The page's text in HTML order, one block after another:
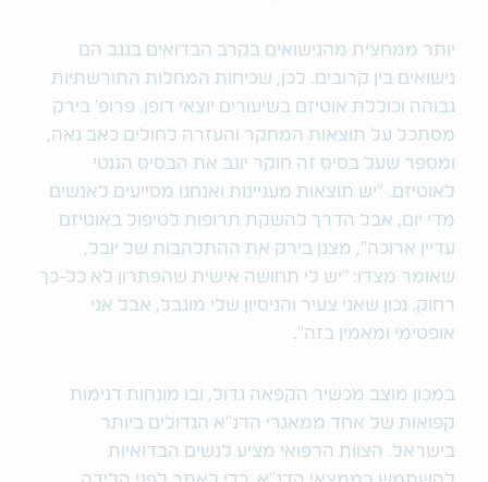
יותר ממחצית מהנישואים בקרב הבדואים בנגב הם
נישואים בין קרובים. לכן, שכיחות המחלות התורשתיות
גבוהה וכוללת אוטיזם בשיעורים יוצאי דופן. פרופ' בירק
מסתכל על תוצאות המחקר והעזרה לחולים כאב גאה,
ומספר שעל בסיס זה חוקר יוגב את הבסיס הגנטי
לאוטיזם. "יש תוצאות מעניינות ואנחנו מסייעים לאנשים
מדי יום, אבל הדרך להשקת תרופות לטיפול באוטיזם
עדיין ארוכה", מצנן בירק את ההתלהבות של יובל,
שאומר מצדו: "יש לי תחושה אישית שהפתרון לא כל-כך
רחוק. נכון שאני צעיר והניסיון שלי מוגבל, אבל אני
אופטימי ומאמין בזה".
במכון מוצב מכשיר הקפאה גדול, ובו מונחות דגימות
קפואות של אחד ממאגרי הדנ"א הגדולים ביותר
בישראל. הצוות הרפואי מציע לנשים הבדואיות